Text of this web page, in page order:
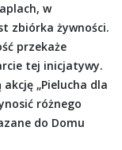
w
zbiórka żywności.
przekaże
tej inicjatywy.
„Pielucha dla
różnego
do Domu